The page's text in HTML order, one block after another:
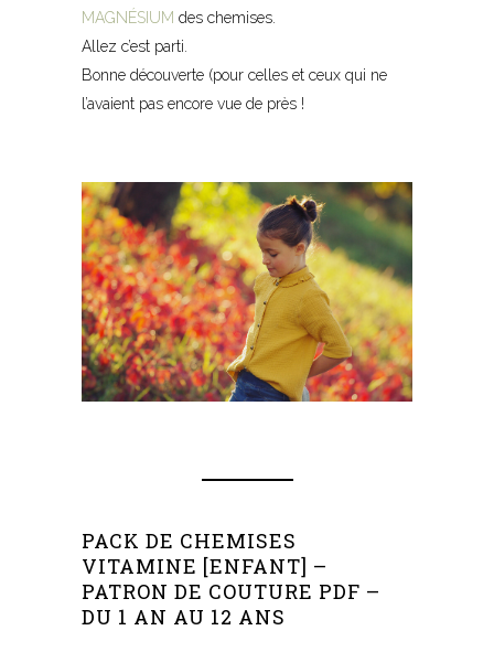
MAGNÉSIUM des chemises.
Allez c’est parti.
Bonne découverte (pour celles et ceux qui ne
l’avaient pas encore vue de près !
PACK DE CHEMISES
VITAMINE [ENFANT] –
PATRON DE COUTURE PDF –
DU 1 AN AU 12 ANS